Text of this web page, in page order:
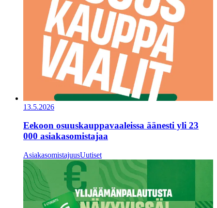
13.5.2026
Eekoon osuuskauppavaaleissa äänesti yli 23
000 asiakasomistajaa
AsiakasomistajuusUutiset